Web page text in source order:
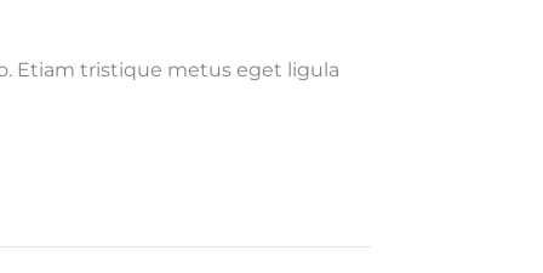
Etiam tristique metus eget ligula